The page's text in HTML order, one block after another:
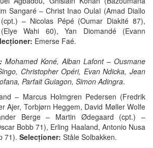
Sangaré – Christ Inao Oulaï (Amad Diallo
– Nicolas Pépé (Oumar Diakité 87),
Wahi 60), Yan Diomandé (Evann
Emerse Faé.
Mohamed Koné, Alban Lafont – Ousmane
Christopher Opéri, Evan Ndicka, Jean
Parfait Guiagon, Simon Adingra.
– Marcus Holmgren Pedersen (Fredrik
Ajer, Torbjørn Heggem, David Møller Wolfe
Berge – Martin Ødegaard (cpt.) –
Bobb 71), Erling Haaland, Antonio Nusa
71). Selecționer: Ståle Solbakken.